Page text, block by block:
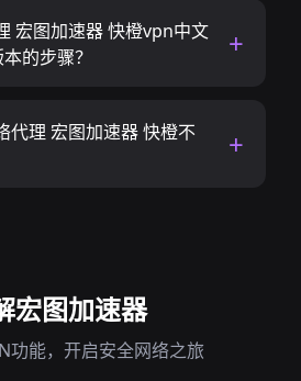
宏图加速器 快橙vpn中文
的步骤？
代理 宏图加速器 快橙不
宏图加速器
功能，开启安全网络之旅